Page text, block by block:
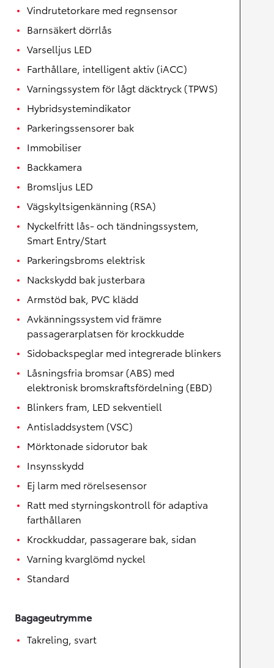
Vindrutetorkare med regnsensor
Barnsäkert dörrlås
Varselljus LED
Farthållare, intelligent aktiv (iACC)
Varningssystem för lågt däcktryck (TPWS)
Hybridsystemindikator
Parkeringssensorer bak
Immobiliser
Backkamera
Bromsljus LED
Vägskyltsigenkänning (RSA)
Nyckelfritt lås- och tändningssystem,
Smart Entry/Start
Parkeringsbroms elektrisk
Nackskydd bak justerbara
Armstöd bak, PVC klädd
Avkänningssystem vid främre
passagerarplatsen för krockkudde
Sidobackspeglar med integrerade blinkers
Låsningsfria bromsar (ABS) med
elektronisk bromskraftsfördelning (EBD)
Blinkers fram, LED sekventiell
Antisladdsystem (VSC)
Mörktonade sidorutor bak
Insynsskydd
Ej larm med rörelsesensor
Ratt med styrningskontroll för adaptiva
farthållaren
Krockkuddar, passagerare bak, sidan
Varning kvarglömd nyckel
Standard
Bagageutrymme
Takreling, svart